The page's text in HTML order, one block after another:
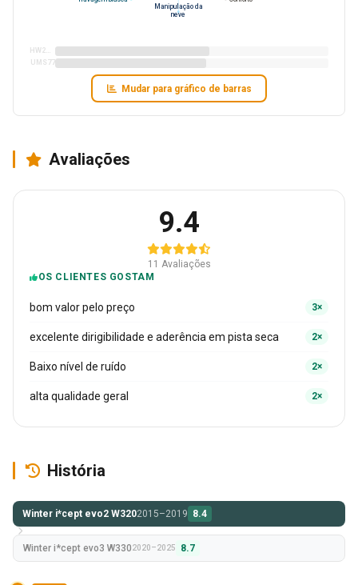
Manipulação da
neve
HW2W320
UMS77
Mudar para gráfico de barras
Avaliações
9.4
11 Avaliações
OS CLIENTES GOSTAM
bom valor pelo preço 3×
excelente dirigibilidade e aderência em pista seca 2×
Baixo nível de ruído 2×
alta qualidade geral 2×
História
Winter i*cept evo2 W3202015–2019 8.4
Winter i*cept evo3 W3302020–2025 8.7